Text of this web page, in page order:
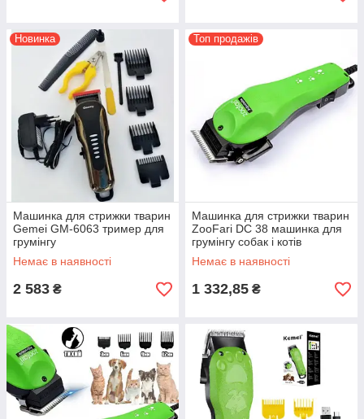
Новинка
Машинка для стрижки тварин
Gemei GM-6063 тример для
грумінгу
Немає в наявності
2 583 ₴
Топ продажів
Машинка для стрижки тварин
ZooFari DC 38 машинка для
грумінгу собак і котів
Немає в наявності
1 332,85 ₴